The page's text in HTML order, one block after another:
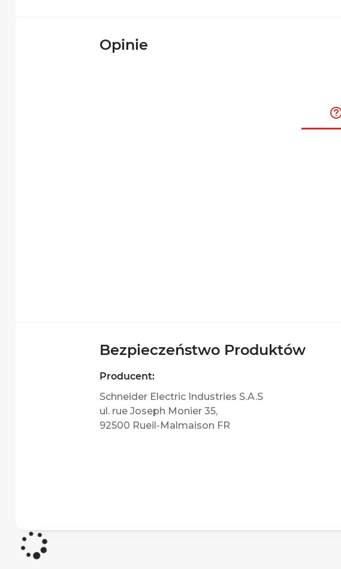
Opinie
Bezpieczeństwo Produktów
Producent:
Schneider Electric Industries S.A.S
ul. rue Joseph Monier 35,
92500 Rueil-Malmaison FR